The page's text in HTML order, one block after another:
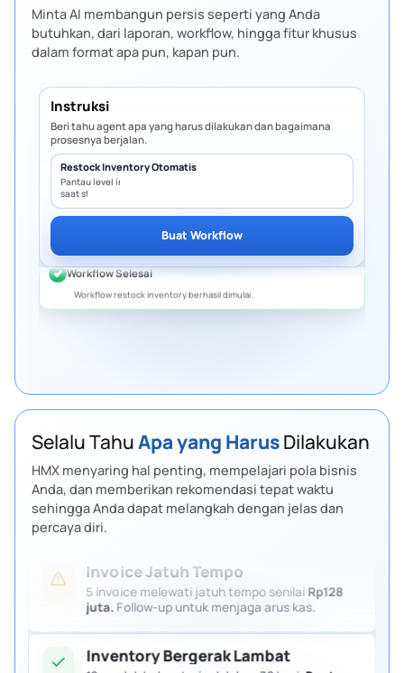
Minta AI membangun persis seperti yang Anda
butuhkan, dari laporan, workflow, hingga fitur khusus
dalam format apa pun, kapan pun.
Instruksi
Beri tahu agent apa yang harus dilakukan dan bagaimana
prosesnya berjalan.
Restock Inventory Otomatis
Pantau level inventory dan buat PO
saat stok di bawah batas minimum.
Buat Workflow
Selalu TahuApa yang HarusDilakukan
HMX menyaring hal penting, mempelajari pola bisnis
Anda, dan memberikan rekomendasi tepat waktu
sehingga Anda dapat melangkah dengan jelas dan
percaya diri.
Invoice Jatuh Tempo
5 invoice melewati jatuh tempo senilai Rp128
juta. Follow-up untuk menjaga arus kas.
Inventory Bergerak Lambat